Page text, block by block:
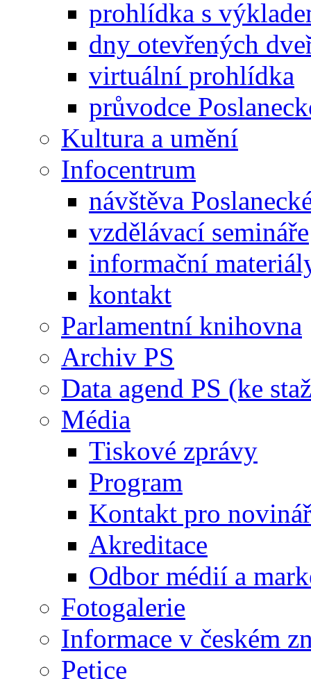
prohlídka s
dny otevřených
virtuální prohlídka
průvodce
Kultura a umění
Infocentrum
návštěva
vzdělávací semináře
informační
kontakt
Parlamentní knihovna
Archiv PS
Data agend PS (ke
Média
Tiskové zprávy
Program
Kontakt pro
Akreditace
Odbor médií a
Fotogalerie
Informace v českém
Petice